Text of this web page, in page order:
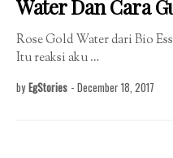
Water Dan Cara
Rose Gold Water dari Bio
Itu reaksi aku …
by EgStories - December 18, 2017